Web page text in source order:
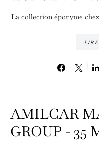
La collection éponyme
AMILCAR
GROUP - 35